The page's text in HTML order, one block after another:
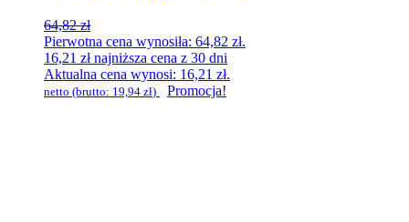
64,82zł
Pierwotna cena wynosiła: 64,82 zł.
16,21 złnajniższa cena z 30 dni
Aktualna cena wynosi: 16,21 zł.
netto (brutto: 19,94 zł) Promocja!